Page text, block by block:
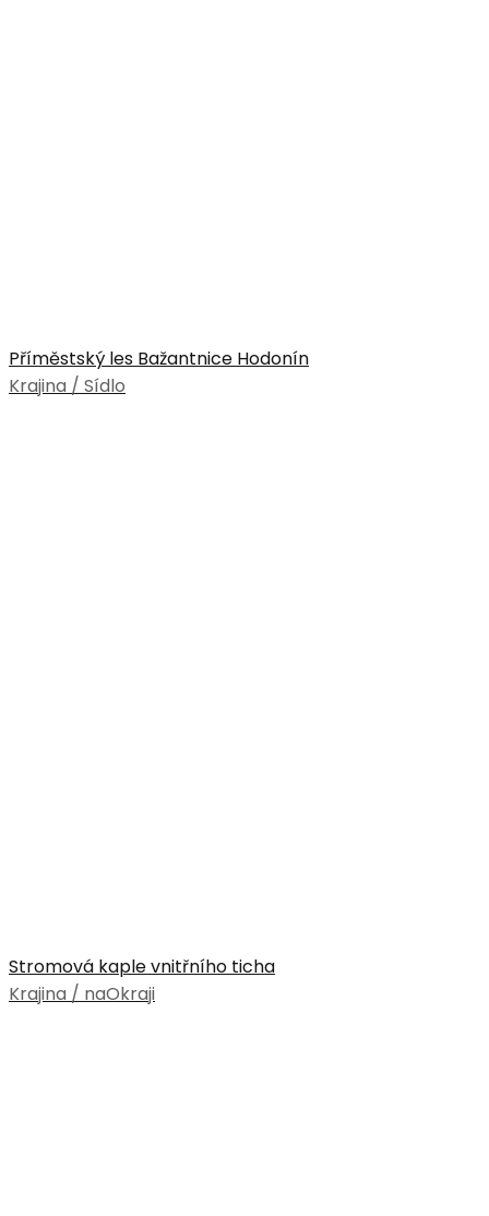
Příměstský les Bažantnice Hodonín
Krajina / Sídlo
Stromová kaple vnitřního ticha
Krajina / naOkraji